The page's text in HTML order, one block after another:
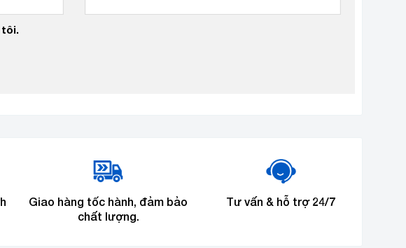
tôi.
Giao hàng tốc hành, đảm bảo
chất lượng.
Tư vấn & hỗ trợ 24/7